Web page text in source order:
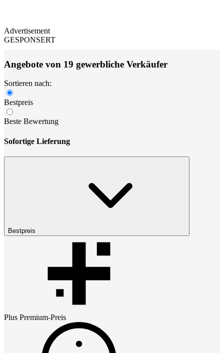
Advertisement
GESPONSERT
Angebote von 19 gewerbliche Verkäufer
Sortieren nach:
Bestpreis
Beste Bewertung
Sofortige Lieferung
Bestpreis
Plus Premium-Preis